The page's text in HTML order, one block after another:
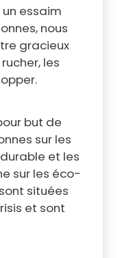
essaim
nous
gracieux
les
but de
sur les
et les
sur les éco-
situées
et sont